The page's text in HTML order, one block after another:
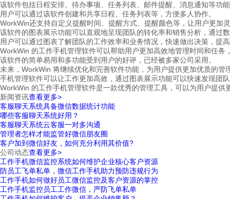
该软件包括日程安排、待办事项、任务列表、邮件提醒、消息通知等功
用户可以通过该软件创建和共享日程、任务列表等，方便多人协作。
WorkWin还支持自定义提醒时间、提醒方式、提醒颜色等，让用户更加
该软件的图表展示功能可以直观地呈现团队的转化率和销售分析，通过
用户可以通过图表了解团队的工作效率和业务情况，快速做出决策，提
WorkWin 的工作手机管理软件可以帮助用户更加高效地管理时间和任务
该软件的简单易用和多功能受到用户的好评，已经被多家公司采用。
未来，WorkWin 将继续优化和完善软件功能，为用户提供更加优质的管
手机管理软件可以让工作更加高效，通过图表展示功能可以快速发现团
WorkWin 的工作手机管理软件是一款优秀的管理工具，可以为用户提供
新闻资讯查看更多>
客服聊天系统具备微信数据统计功能
哪些客服聊天系统好用？
客服聊天系统云客服一对多沟通
管理者怎样才能监管好微信朋友圈
客户加到微信好友，如何充分利用其价值?
公司动态查看更多>
工作手机微信监控系统如何维护企业核心客户资源
防员工飞单私单，微信工作手机助力预防违规行为
工作手机如何做好员工微信监控及客户资源的掌控
工作手机监控员工工作微信，严防飞单私单